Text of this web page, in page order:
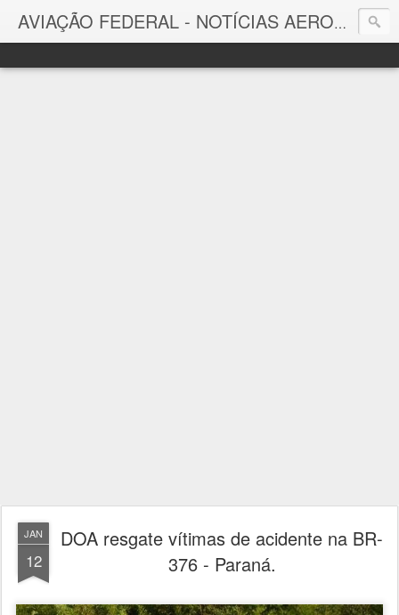
AVIAÇÃO FEDERAL - NOTÍCIAS AERONÁUTICAS & TECNOLOGIAS
Aviação Federal
JAN
12
DOA resgate vítimas de acidente na BR-
376 - Paraná.